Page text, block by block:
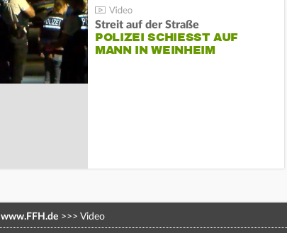
Streit auf der Straße
POLIZEI SCHIESST AUF M
ANN IN WEINHEIM
www.FFH.de >>> Video